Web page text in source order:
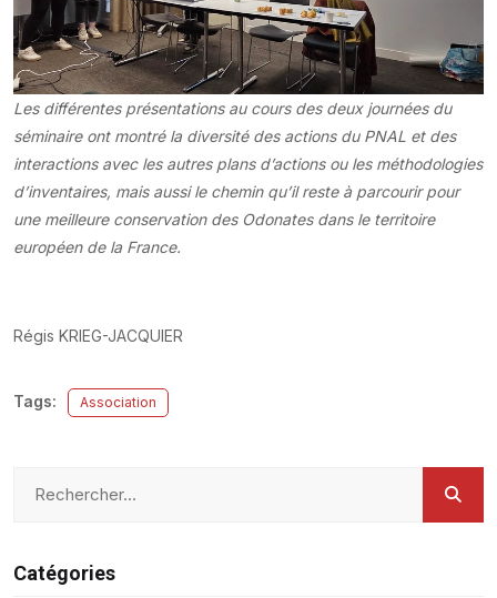
Les différentes présentations au cours des deux journées du
séminaire ont montré la diversité des actions du PNAL et des
interactions avec les autres plans d’actions ou les méthodologies
d’inventaires, mais aussi le chemin qu’il reste à parcourir pour
une meilleure conservation des Odonates dans le territoire
européen de la France.
Régis KRIEG-JACQUIER
Tags: Association
Catégories